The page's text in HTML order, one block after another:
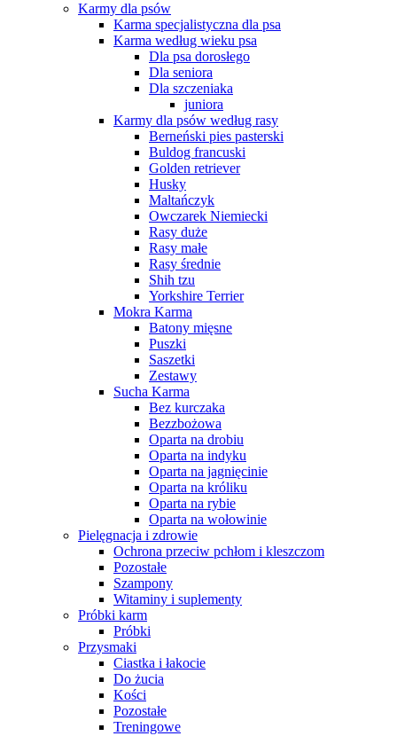
Karmy dla psów
Karma specjalistyczna dla psa
Karma według wieku psa
Dla psa dorosłego
Dla seniora
Dla szczeniaka
juniora
Karmy dla psów według rasy
Berneński pies pasterski
Buldog francuski
Golden retriever
Husky
Maltańczyk
Owczarek Niemiecki
Rasy duże
Rasy małe
Rasy średnie
Shih tzu
Yorkshire Terrier
Mokra Karma
Batony mięsne
Puszki
Saszetki
Zestawy
Sucha Karma
Bez kurczaka
Bezzbożowa
Oparta na drobiu
Oparta na indyku
Oparta na jagnięcinie
Oparta na króliku
Oparta na rybie
Oparta na wołowinie
Pielęgnacja i zdrowie
Ochrona przeciw pchłom i kleszczom
Pozostałe
Szampony
Witaminy i suplementy
Próbki karm
Próbki
Przysmaki
Ciastka i łakocie
Do żucia
Kości
Pozostałe
Treningowe